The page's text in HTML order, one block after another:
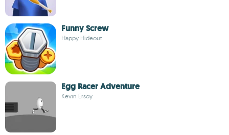
Funny Screw
Happy Hideout
Egg Racer Adventure
Kevin Ersoy